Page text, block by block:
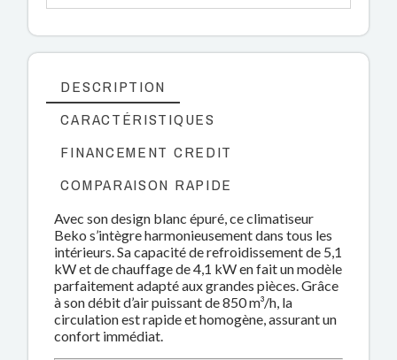
DESCRIPTION
CARACTÉRISTIQUES
FINANCEMENT CREDIT
COMPARAISON RAPIDE
Avec son design blanc épuré, ce climatiseur
Beko s’intègre harmonieusement dans tous les
intérieurs. Sa capacité de refroidissement de 5,1
kW et de chauffage de 4,1 kW en fait un modèle
parfaitement adapté aux grandes pièces. Grâce
à son débit d’air puissant de 850 m³/h, la
circulation est rapide et homogène, assurant un
confort immédiat.